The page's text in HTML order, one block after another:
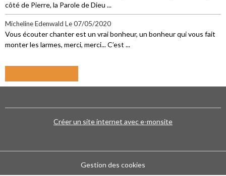
côté de Pierre, la Parole de Dieu ...
Micheline Edenwald Le 07/05/2020
Vous écouter chanter est un vrai bonheur, un bonheur qui vous fait
monter les larmes, merci, merci... C’est ...
Créer un site internet avec e-monsite
Gestion des cookies